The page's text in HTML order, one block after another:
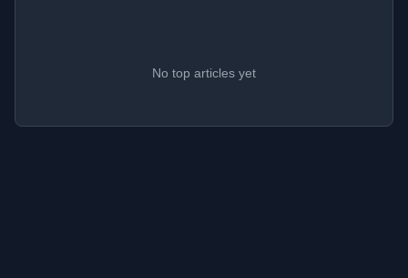
No top articles yet